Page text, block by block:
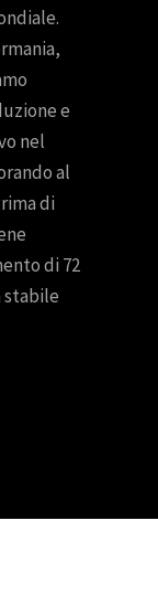
e
nel
al
di
di 72
stabile